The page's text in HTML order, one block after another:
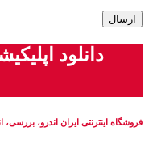
دانلود
فروشگاه اینترنتی ایران‌ اندرو، بررسی،